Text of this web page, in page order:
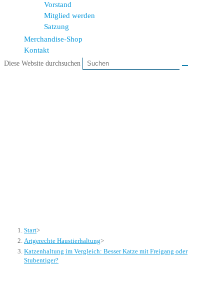
Vorstand
Mitglied werden
Satzung
Merchandise-Shop
Kontakt
Diese Website durchsuchen
Start>
Artgerechte Haustierhaltung>
Katzenhaltung im Vergleich: Besser Katze mit Freigang oder
Stubentiger?